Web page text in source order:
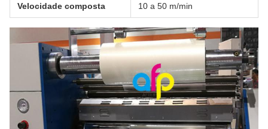
Velocidade composta 10 a 50 m/min